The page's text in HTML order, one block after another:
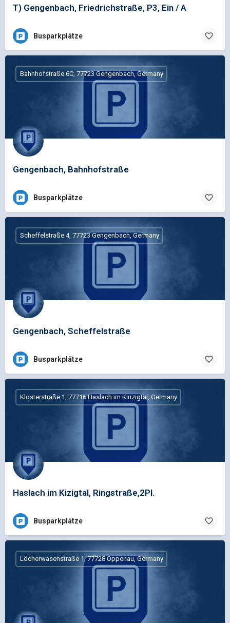
T) Gengenbach, Friedrichstraße, P3, Ein / A
Busparkplätze
Gengenbach, Bahnhofstraße
Bahnhofstraße 6C, 77723 Gengenbach, Germany
Busparkplätze
Gengenbach, Scheffelstraße
Scheffelstraße 4, 77723 Gengenbach, Germany
Busparkplätze
Haslach im Kizigtal, Ringstraße,2Pl.
Klosterstraße 1, 77716 Haslach im Kinzigtal, Germany
Busparkplätze
Löcherwasenstraße 1, 77728 Oppenau, Germany